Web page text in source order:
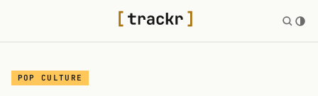
POP CULTURE